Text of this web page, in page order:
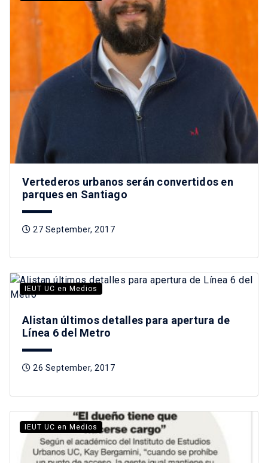
Vertederos urbanos serán convertidos en
parques en Santiago
27 September, 2017
IEUT UC en Medios
Alistan últimos detalles para apertura de
Línea 6 del Metro
26 September, 2017
IEUT UC en Medios